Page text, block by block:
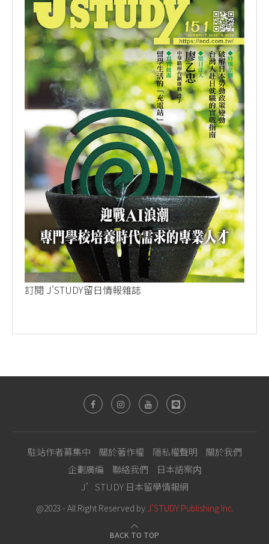
訂閱 J'STUDY留日情報雜誌
駐站作者募集中 關於著作權 隱私權聲明
關於我們
企劃廣編
聯絡我們
日本語案内
J’STUDY 日本留學情報網
@2023 - All Right Reserved by J'STUDY Publishing Inc.
BACK TO TOP